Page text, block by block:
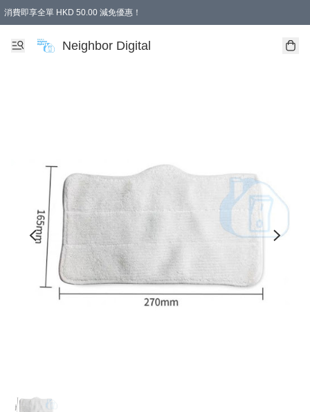
消費即享全單 HKD 50.00 減免優惠！
Neighbor Digital